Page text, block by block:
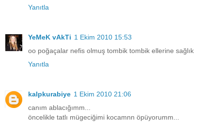
Yanıtla
YeMeK vAkTi 1 Ekim 2010 15:53
oo poğaçalar nefis olmuş tombik tombik ellerine sağlık
Yanıtla
kalpkurabiye 1 Ekim 2010 21:06
canım ablacığımm...
öncelikle tatlı mügeciğimi kocamnn öpüyorumm...